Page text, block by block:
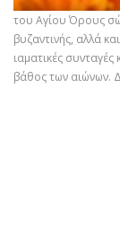
του Αγίου Όρους
βυζαντινής, αλλά
ιαματικές
βάθος των αιώνων.